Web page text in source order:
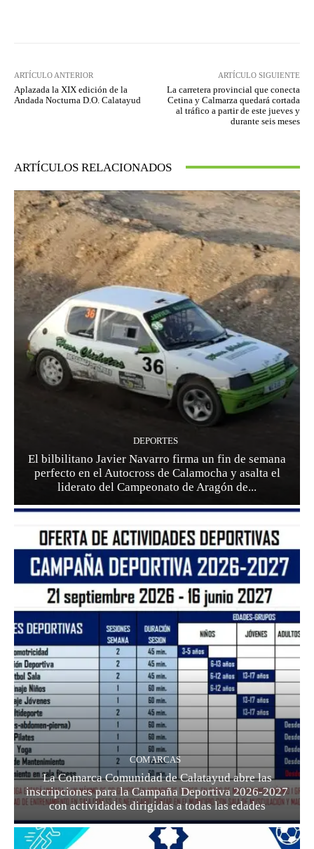
ARTÍCULO ANTERIOR
Aplazada la XIX edición de la
Andada Nocturna D.O. Calatayud
ARTÍCULO SIGUIENTE
La carretera provincial que conecta
Cetina y Calmarza quedará cortada
al tráfico a partir de este jueves y
durante seis meses
ARTÍCULOS RELACIONADOS
DEPORTES
El bilbilitano Javier Navarro firma un fin de semana
perfecto en el Autocross de Calamocha y asalta el
liderato del Campeonato de Aragón de...
COMARCAS
La Comarca Comunidad de Calatayud abre las
inscripciones para la Campaña Deportiva 2026-2027
con actividades dirigidas a todas las edades